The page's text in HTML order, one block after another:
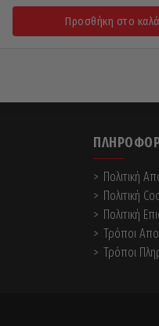
Προσθήκη στο
Πολιτική
Πολιτική
Πολιτική
Τρόποι
Τρόποι